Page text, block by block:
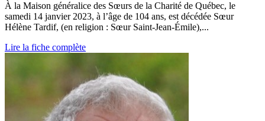
À la Maison généralice des Sœurs de la Charité de Québec, le
samedi 14 janvier 2023, à l’âge de 104 ans, est décédée Sœur
Hélène Tardif, (en religion : Sœur Saint-Jean-Émile),...
Lire la fiche complète